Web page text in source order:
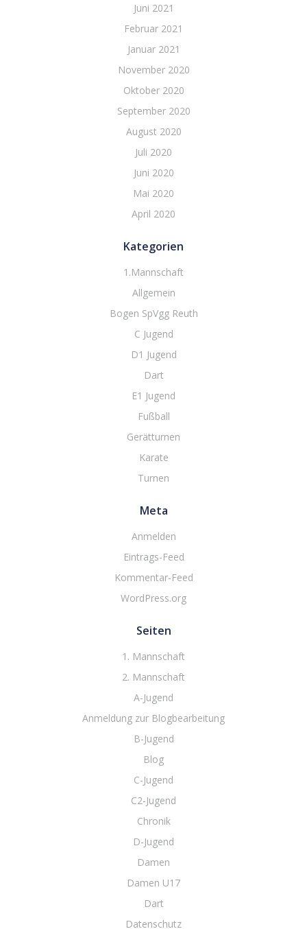
Juni 2021
Februar 2021
Januar 2021
November 2020
Oktober 2020
September 2020
August 2020
Juli 2020
Juni 2020
Mai 2020
April 2020
Kategorien
1.Mannschaft
Allgemein
Bogen SpVgg Reuth
C Jugend
D1 Jugend
Dart
E1 Jugend
Fußball
Gerätturnen
Karate
Turnen
Meta
Anmelden
Eintrags-Feed
Kommentar-Feed
WordPress.org
Seiten
1. Mannschaft
2. Mannschaft
A-Jugend
Anmeldung zur Blogbearbeitung
B-Jugend
Blog
C-Jugend
C2-Jugend
Chronik
D-Jugend
Damen
Damen U17
Dart
Datenschutz